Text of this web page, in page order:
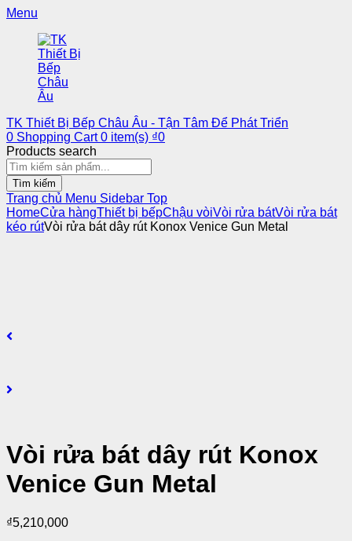
Menu
TK Thiết Bị Bếp Châu Âu - Tận Tâm Để Phát Triển
0 Shopping Cart 0 item(s) ₫0
Products search
Tìm kiếm
Trang chủ Menu Sidebar Top
HomeCửa hàngThiết bị bếpChậu vòiVòi rửa bátVòi rửa bát
kéo rútVòi rửa bát dây rút Konox Venice Gun Metal
Vòi rửa bát dây rút Konox
Venice Gun Metal
₫5,210,000